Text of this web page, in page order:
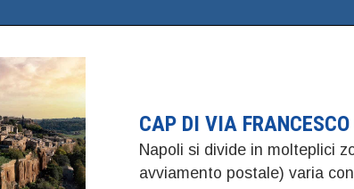
CAP DI VIA
Napoli si divide in molteplici
avviamento postale) varia